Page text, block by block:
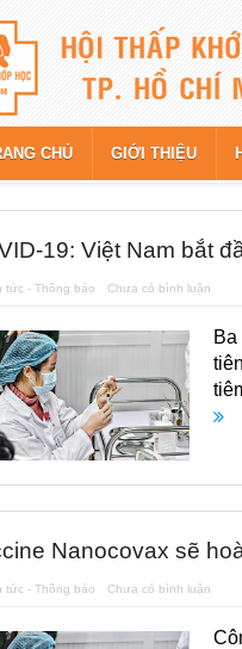
CHỦ GIỚI THIỆU
19: Việt Nam bắt
tức - Thông báo Chưa có bình luận
Nanocovax sẽ
tức - Thông báo Chưa có bình luận